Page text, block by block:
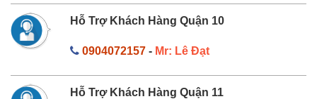
Hỗ Trợ Khách Hàng Quận 10
0904072157- Mr: Lê Đạt
Hỗ Trợ Khách Hàng Quận 11